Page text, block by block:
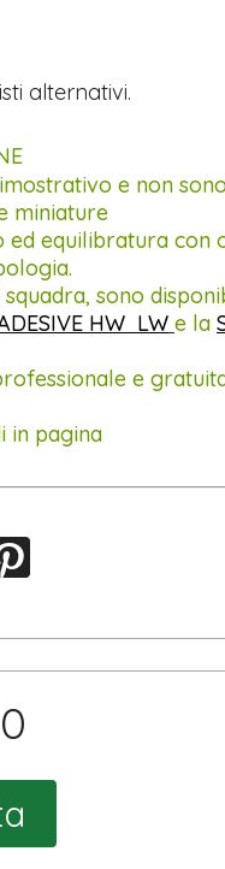
alternativi.
e non
miniature
ed equilibratura con
sono
HW LW e la
e
in pagina